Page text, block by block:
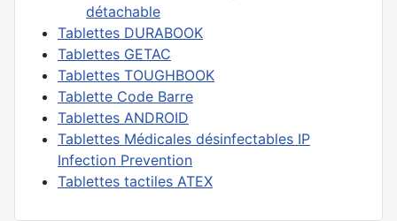
détachable
Tablettes DURABOOK
Tablettes GETAC
Tablettes TOUGHBOOK
Tablette Code Barre
Tablettes ANDROID
Tablettes Médicales désinfectables IP
Infection Prevention
Tablettes tactiles ATEX